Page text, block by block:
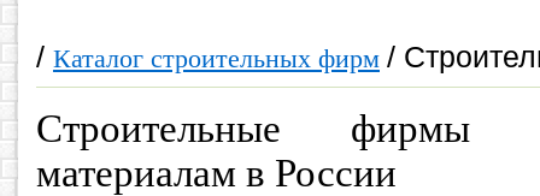
/ Каталог строительных фирм /
Строительные фирмы
материалам в России